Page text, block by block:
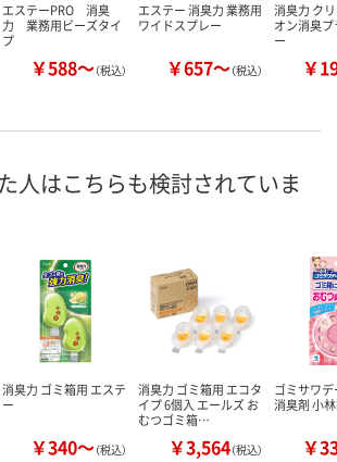
エステーPRO 消臭
力 業務用ビーズタイ
プ
￥588～（税込）
エステー 消臭力 業務用
ワイドスプレー
￥657～（税込）
消臭力 ク
オン消臭
ー
￥
人はこちらも検討されていま
消臭力 ゴミ箱用 エステ
ー
￥340～（税込）
消臭力 ゴミ箱用 エコタ
イプ 6個入 エールズ お
むつゴミ箱…
￥3,564（税込）
ゴミサワ
消臭剤 小
￥